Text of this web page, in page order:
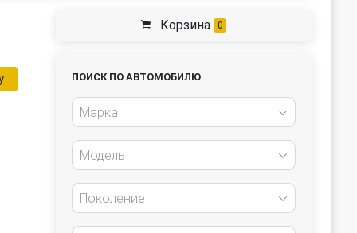
Корзина 0
ПОИСК ПО АВТОМОБИЛЮ
Марка
Модель
Поколение